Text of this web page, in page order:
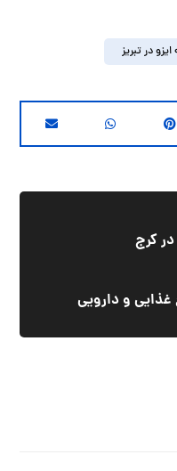
در تبریز
در کرج